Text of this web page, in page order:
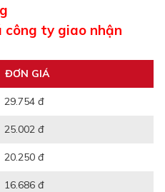
công ty giao nhận
ĐƠN GIÁ
29.754 đ
25.002 đ
20.250 đ
16.686 đ